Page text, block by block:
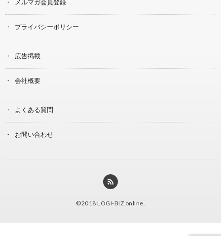
メルマガ会員登録
プライバシーポリシー
広告掲載
会社概要
よくある質問
お問い合わせ
©2018 LOGI-BIZ online